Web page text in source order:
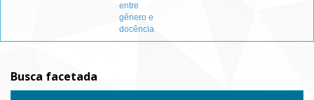
entre
gênero e
docência
Busca facetada